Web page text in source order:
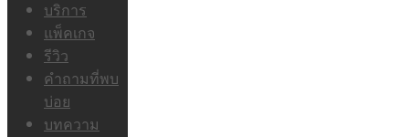
บริการ
แพ็คเกจ
รีวิว
คำถามที่พบ
บ่อย
บทความ